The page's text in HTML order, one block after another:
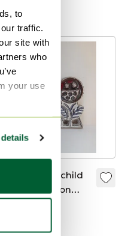
to
traffic.
site with
who
your use
Kuratiert
Wandschild
Keramik von
signiert von